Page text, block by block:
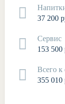
37 200
Сервис
153 500
Всего к
355 010